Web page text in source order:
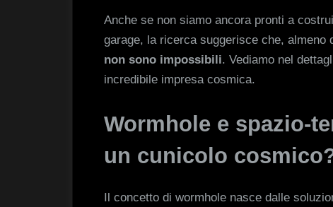
Anche se non siamo ancora pronti a
garage, la ricerca suggerisce che,
non sono impossibili. Vediamo nel
incredibile impresa cosmica.
Wormhole e spazio-
un cunicolo
Il concetto di wormhole nasce dalle